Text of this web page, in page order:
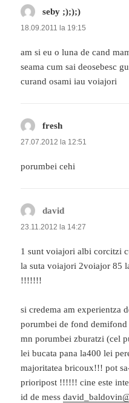
seby ;););)
18.09.2011 la 19:15
am si eu o luna de cand
seama cum sai deosebesc
curand osami iau voiajori
fresh
27.07.2012 la 12:51
porumbei cehi
david
23.11.2012 la 14:27
1 sunt voiajori albi corcitzi
la suta voiajori 2voiajor 85
!!!!!!!
si credema am experientza
porumbei de fond
mn porumbei zburatzi (cel
lei bucata pana la400 lei
majoritatea bricoux!!! pot
prioripost !!!!!! cine este
id de mess